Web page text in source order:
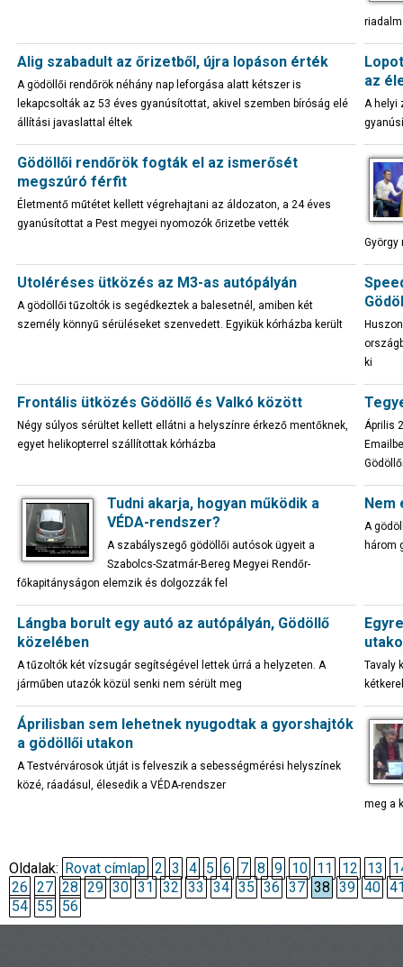
Alig szabadult az őrizetből, újra lopáson érték
A gödöllői rendőrök néhány nap leforgása alatt kétszer is
lekapcsolták az 53 éves gyanúsítottat, akivel szemben bíróság elé
állítási javaslattal éltek
az
A helyi
Gödöllői rendőrök fogták el az ismerősét
megszúró férfit
Életmentő műtétet kellett végrehajtani az áldozaton, a 24 éves
gyanúsítottat a Pest megyei nyomozók őrizetbe vették
György
Utoléréses ütközés az M3-as autópályán
A gödöllői tűzoltók is segédkeztek a balesetnél, amiben két
személy könnyű sérüléseket szenvedett. Egyikük kórházba került
ki
Frontális ütközés Gödöllő és Valkó között
Négy súlyos sérültet kellett ellátni a helyszínre érkező mentőknek,
egyet helikopterrel szállítottak kórházba
Április
Tudni akarja, hogyan működik a
VÉDA-rendszer?
A szabályszegő gödöllői autósok ügyeit a
Szabolcs-Szatmár-Bereg Megyei Rendőr-
főkapitányságon elemzik és dolgozzák fel
Nem
A
három
Lángba borult egy autó az autópályán, Gödöllő
közelében
A tűzoltók két vízsugár segítségével lettek úrrá a helyzeten. A
járműben utazók közül senki nem sérült meg
Tavaly
Áprilisban sem lehetnek nyugodtak a gyorshajtók
a gödöllői utakon
A Testvérvárosok útját is felveszik a sebességmérési helyszínek
közé, ráadásul, élesedik a VÉDA-rendszer
meg a
Oldalak: Rovat címlap 2 3 4 5 6 7 8 9 10 11 12 13
26 27 28 29 30 31 32 33 34 35 36 37 38 39 40
54 55 56